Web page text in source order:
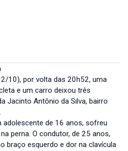
10), por volta das 20h52, uma
e um carro deixou três
Jacinto Antônio da Silva, bairro
adolescente de 16 anos, sofreu
perna. O condutor, de 25 anos,
braço esquerdo e dor na clavícula